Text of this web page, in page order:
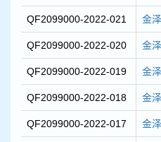
QF2099000-2022-021 金
QF2099000-2022-020 金
QF2099000-2022-019 金
QF2099000-2022-018 金
QF2099000-2022-017 金